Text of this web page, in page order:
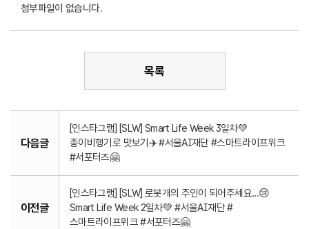
첨부파일이 없습니다.
목록
다음글
[인스타그램] [SLW] Smart Life Week 3일차💚
종이비행기로 맛보기✈️ #서울AI재단 #스마트라이프위크
#서포터즈🤗
이전글
[인스타그램] [SLW] 로봇개의 주인이 되어주세요...😢
Smart Life Week 2일차💚 #서울AI재단 #
스마트라이프위크 #서포터즈🤗